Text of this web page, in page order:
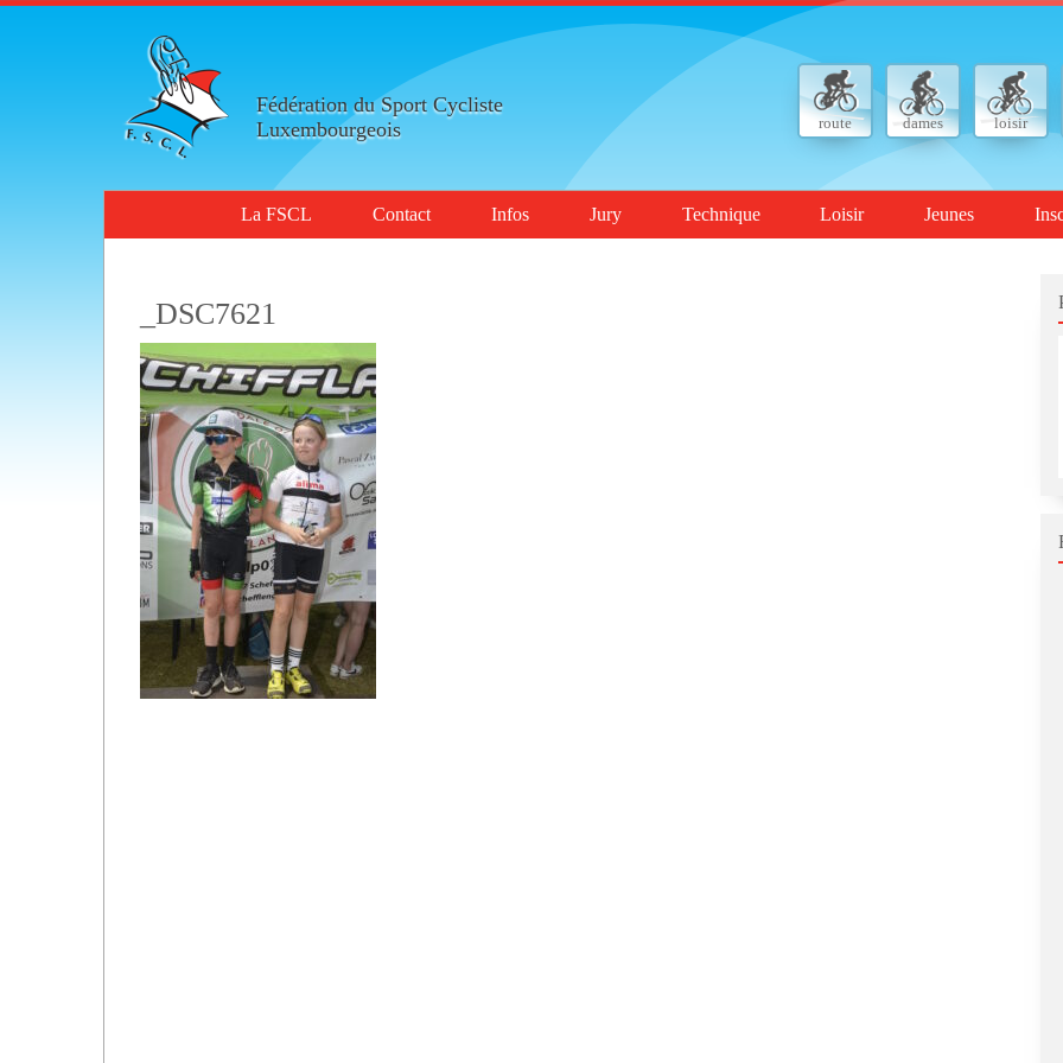
Fédération du Sport Cycliste
Luxembourgeois
route dames loisir
La FSCL Contact Infos Jury Technique Loisir Jeunes
_DSC7621